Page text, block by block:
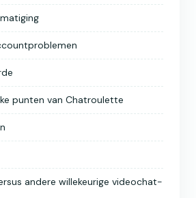
punten van Chatroulette
andere willekeurige videochat-